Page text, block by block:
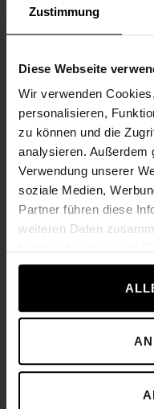
Zustimmung
Diese Webseite
Wir verwenden
personalisieren,
zu können und die
analysieren. Außerdem
Verwendung unserer
soziale Medien,
Partner führen diese
weiteren Daten
gesammelt haben.